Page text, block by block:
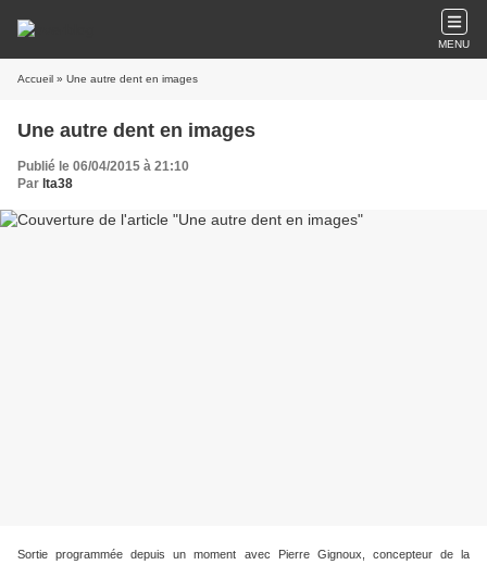
MENU
Accueil » Une autre dent en images
Une autre dent en images
Publié le 06/04/2015 à 21:10
Par lta38
Sortie programmée depuis un moment avec Pierre Gignoux, concepteur de la